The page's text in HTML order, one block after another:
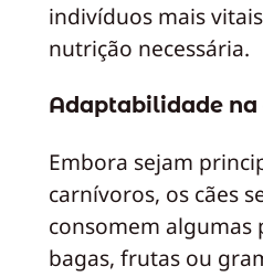
indivíduos mais
nutrição necessária.
Adaptabilidade na
Embora sejam
carnívoros, os cães
consomem algumas
bagas, frutas ou